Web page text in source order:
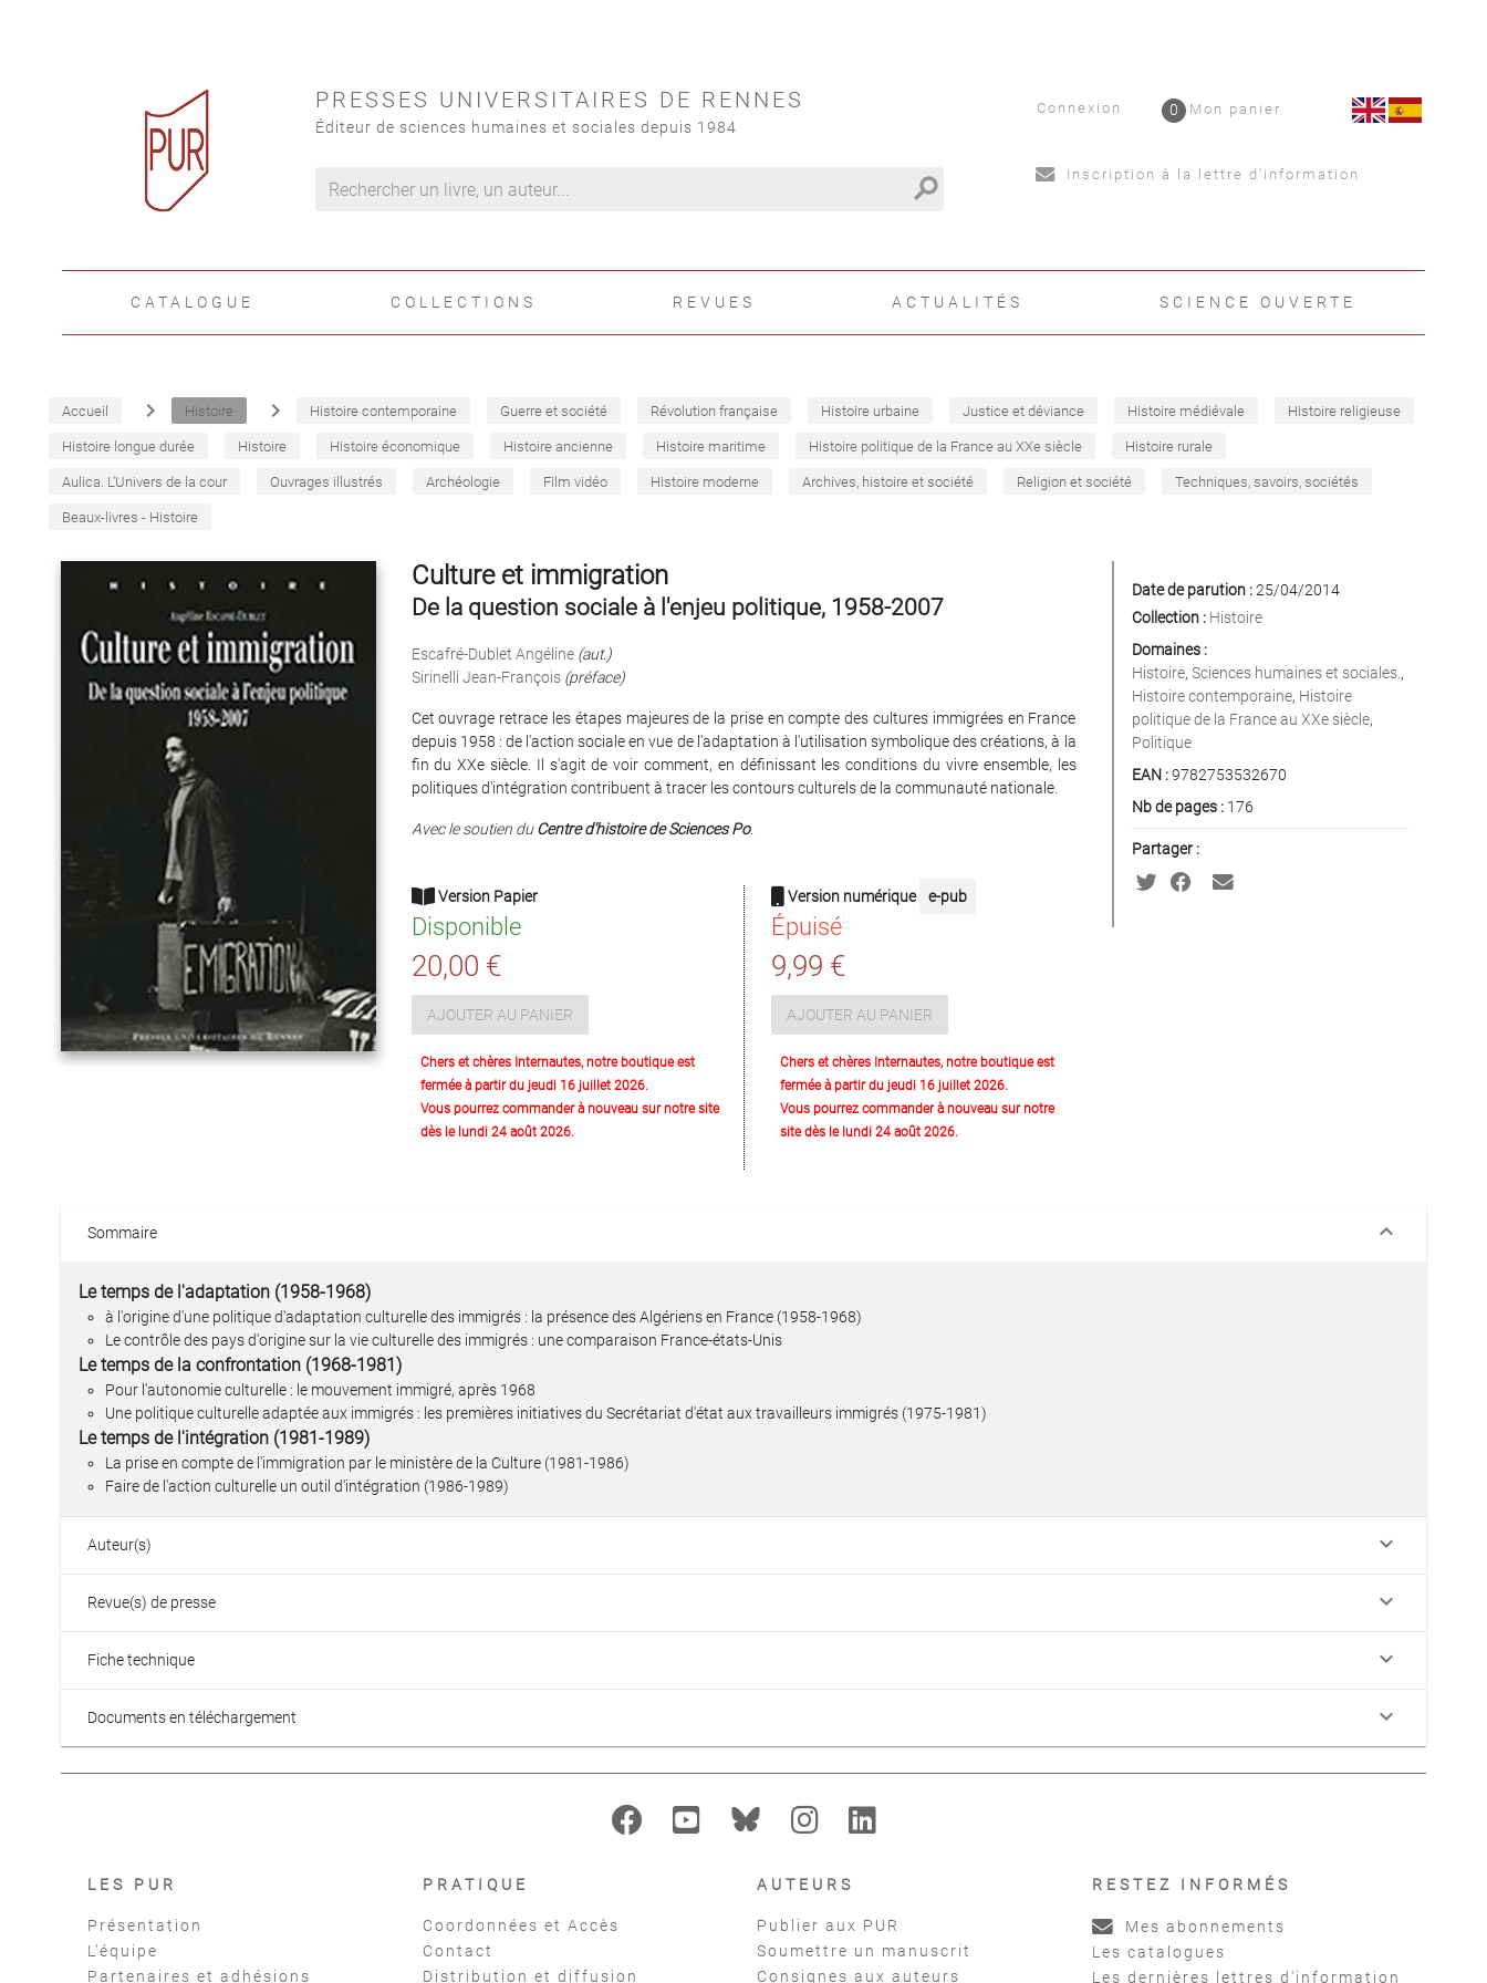
PRESSES UNIVERSITAIRES DE RENNES
Éditeur de sciences humaines et sociales depuis 1984
search
Connexion Mon panier
0
Inscription à la lettre d'information
CATALOGUE COLLECTIONS REVUES ACTUALITÉS SCIENCE OUVERTE
Accueil navigate_next Histoire navigate_next Histoire contemporaine Guerre et société Révolution française Histoire urbaine Justice et déviance Histoire médiévale Histoire religieuse
Histoire longue durée Histoire Histoire économique Histoire ancienne Histoire maritime Histoire politique de la France au XXe siècle Histoire rurale
Aulica. L'Univers de la cour Ouvrages illustrés Archéologie Film vidéo Histoire moderne Archives, histoire et société Religion et société Techniques, savoirs, sociétés
Beaux-livres - Histoire
Culture et immigration
De la question sociale à l'enjeu politique, 1958-2007
Escafré-Dublet Angéline (aut.)
Sirinelli Jean-François (préface)
Cet ouvrage retrace les étapes majeures de la prise en compte des cultures immigrées en France
depuis 1958 : de l'action sociale en vue de l'adaptation à l'utilisation symbolique des créations, à la
fin du XXe siècle. Il s'agit de voir comment, en définissant les conditions du vivre ensemble, les
politiques d'intégration contribuent à tracer les contours culturels de la communauté nationale.
Avec le soutien duCentre d'histoire de Sciences Po.
Version Papier
Disponible
20,00 €
AJOUTER AU PANIER
Chers et chères Internautes, notre boutique est
fermée à partir du jeudi 16 juillet 2026.
Vous pourrez commander à nouveau sur notre site
dès le lundi 24 août 2026.
Version numérique e-pub
Épuisé
9,99 €
AJOUTER AU PANIER
Chers et chères Internautes, notre boutique est
fermée à partir du jeudi 16 juillet 2026.
Vous pourrez commander à nouveau sur notre
site dès le lundi 24 août 2026.
Date de parution :25/04/2014
Collection : Histoire
Domaines :
Histoire, Sciences humaines et sociales. ,
Histoire contemporaine, Histoire
politique de la France au XXe siècle,
Politique
EAN :9782753532670
Nb de pages :176
Partager :
Sommaire keyboard_arrow_down
Le temps de l'adaptation (1958-1968)
à l'origine d'une politique d'adaptation culturelle des immigrés : la présence des Algériens en France (1958-1968)
Le contrôle des pays d'origine sur la vie culturelle des immigrés : une comparaison France-états-Unis
Le temps de la confrontation (1968-1981)
Pour l'autonomie culturelle : le mouvement immigré, après 1968
Une politique culturelle adaptée aux immigrés : les premières initiatives du Secrétariat d'état aux travailleurs immigrés (1975-1981)
Le temps de l'intégration (1981-1989)
La prise en compte de l'immigration par le ministère de la Culture (1981-1986)
Faire de l'action culturelle un outil d'intégration (1986-1989)
Auteur(s) keyboard_arrow_down
Revue(s) de presse keyboard_arrow_down
Fiche technique keyboard_arrow_down
Documents en téléchargement keyboard_arrow_down
LES PUR
Présentation
L'équipe
Partenaires et adhésions
PRATIQUE
Coordonnées et Accès
Contact
Distribution et diffusion
AUTEURS
Publier aux PUR
Soumettre un manuscrit
Consignes aux auteurs
RESTEZ INFORMÉS
Mes abonnements
Les catalogues
Les dernières lettres d'information